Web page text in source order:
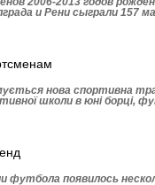
и Рени сыграли 157
нова спортивна
школи в юні борці,
футбола появилось